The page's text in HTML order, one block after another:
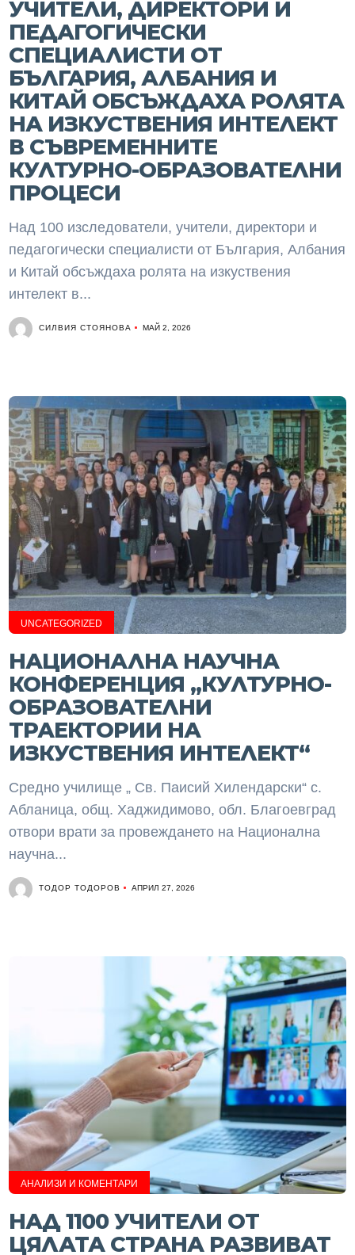
УЧИТЕЛИ, ДИРЕКТОРИ И
ПЕДАГОГИЧЕСКИ
СПЕЦИАЛИСТИ ОТ
БЪЛГАРИЯ, АЛБАНИЯ И
КИТАЙ ОБСЪЖДАХА РОЛЯТА
НА ИЗКУСТВЕНИЯ ИНТЕЛЕКТ
В СЪВРЕМЕННИТЕ
КУЛТУРНО-ОБРАЗОВАТЕЛНИ
ПРОЦЕСИ
Над 100 изследователи, учители, директори и
педагогически специалисти от България, Албания
и Китай обсъждаха ролята на изкуствения
интелект в...
СИЛВИЯ СТОЯНОВА МАЙ 2, 2026
UNCATEGORIZED
НАЦИОНАЛНА НАУЧНА
КОНФЕРЕНЦИЯ „КУЛТУРНО-
ОБРАЗОВАТЕЛНИ
ТРАЕКТОРИИ НА
ИЗКУСТВЕНИЯ ИНТЕЛЕКТ“
Средно училище „ Св. Паисий Хилендарски“ с.
Абланица, общ. Хаджидимово, обл. Благоевград
отвори врати за провеждането на Национална
научна...
ТОДОР ТОДОРОВ АПРИЛ 27, 2026
АНАЛИЗИ И КОМЕНТАРИ
НАД 1100 УЧИТЕЛИ ОТ
ЦЯЛАТА СТРАНА РАЗВИВАТ